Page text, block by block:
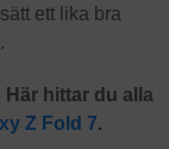
ett lika bra
hittar du alla
Z Fold 7.